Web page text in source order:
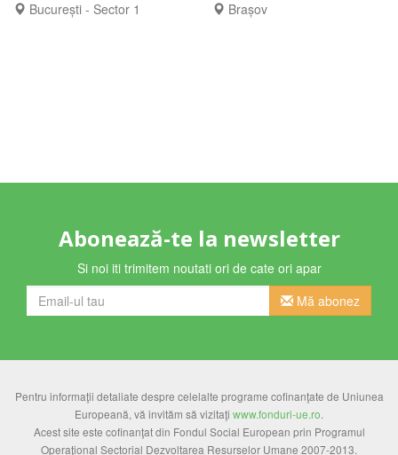
București - Sector 1
Brașov
Abonează-te la newsletter
Si noi iti trimitem noutati ori de cate ori apar
Mă abonez
Pentru informaţii detaliate despre celelalte programe cofinanţate de Uniunea
Europeană, vă invităm să vizitaţi www.fonduri-ue.ro.
Acest site este cofinanţat din Fondul Social European prin Programul
Operaţional Sectorial Dezvoltarea Resurselor Umane 2007-2013.